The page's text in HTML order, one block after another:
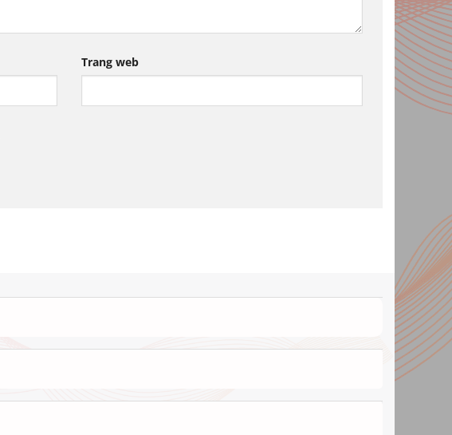
Trang web